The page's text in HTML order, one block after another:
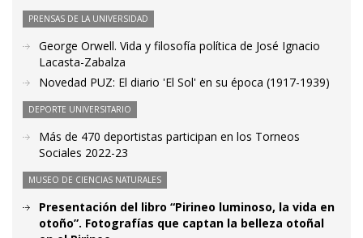
PRENSAS DE LA UNIVERSIDAD
George Orwell. Vida y filosofía política de José Ignacio
Lacasta-Zabalza
Novedad PUZ: El diario 'El Sol' en su época (1917-1939)
DEPORTE UNIVERSITARIO
Más de 470 deportistas participan en los Torneos
Sociales 2022-23
MUSEO DE CIENCIAS NATURALES
Presentación del libro “Pirineo luminoso, la vida en
otoño”. Fotografías que captan la belleza otoñal